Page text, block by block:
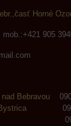
Horné
905
nad Bebravou
0915